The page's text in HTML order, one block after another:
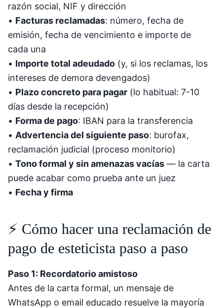
razón social, NIF y dirección
• Facturas reclamadas: número, fecha de
emisión, fecha de vencimiento e importe de
cada una
• Importe total adeudado (y, si los reclamas, los
intereses de demora devengados)
• Plazo concreto para pagar (lo habitual: 7-10
días desde la recepción)
• Forma de pago: IBAN para la transferencia
• Advertencia del siguiente paso: burofax,
reclamación judicial (proceso monitorio)
• Tono formal y sin amenazas vacías — la carta
puede acabar como prueba ante un juez
• Fecha y firma
⚡ Cómo hacer una reclamación de
pago de esteticista paso a paso
Paso 1: Recordatorio amistoso
Antes de la carta formal, un mensaje de
WhatsApp o email educado resuelve la mayoría